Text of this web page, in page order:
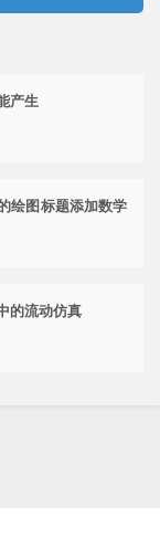
产生
绘图标题添加数学
的流动仿真